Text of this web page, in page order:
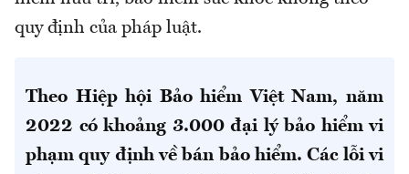
quy định của pháp luật.
Theo Hiệp hội Bảo hiểm Việt Nam, năm
2022 có khoảng 3.000 đại lý bảo hiểm vi
phạm quy định về bán bảo hiểm. Các lỗi vi